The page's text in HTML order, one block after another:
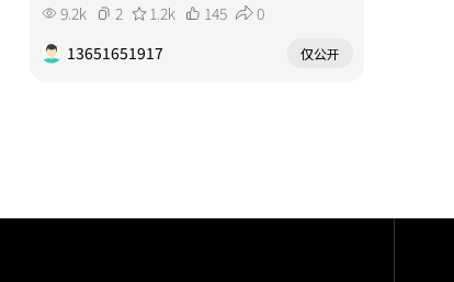
9.2k 2 1.2k 145
0
13651651917
仅公开